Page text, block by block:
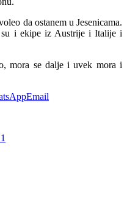
da ostanem u Jesenicama.
i ekipe iz Austrije i Italije i
mora se dalje i uvek mora i
Email